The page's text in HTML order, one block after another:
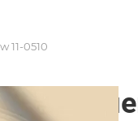
11-0510